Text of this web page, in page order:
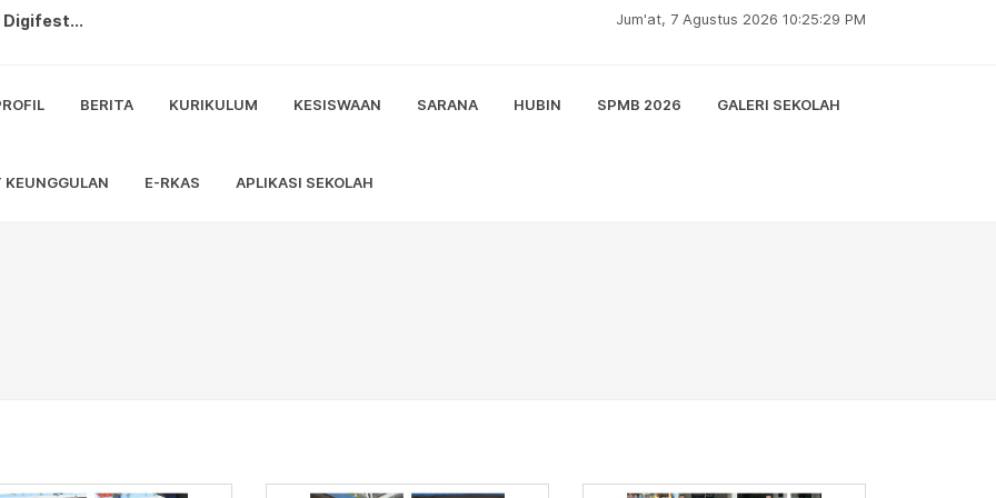
Digifest...
...
Jum'at, 7 Agustus 2026 10:25:30 PM
BERITA KURIKULUM KESISWAAN SARANA HUBIN SPMB 2026 GALERI SEKOLAH
KEUNGGULAN E-RKAS APLIKASI SEKOLAH